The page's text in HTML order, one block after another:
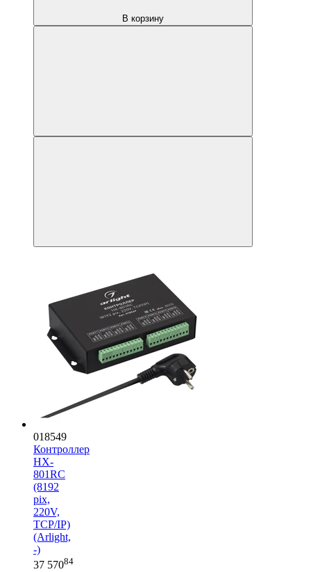
В корзину
018549
Контроллер
HX-
801RC
(8192
pix,
220V,
TCP/IP)
(Arlight,
-)
37 57084